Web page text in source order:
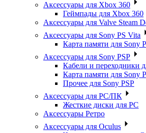
Аксессуары для Xbox 360
Геймпады для Xbox 360
Аксессуары для Valve Steam
Аксессуары для Sony PS Vita
Карта памяти для Sony
Аксессуары для Sony PSP
Кабели и переходники
Карта памяти для Sony
Прочее для Sony PSP
Аксессуары для PC/ПК
Жесткие диски для PC
Аксессуары Ретро
Аксессуары для Oculus